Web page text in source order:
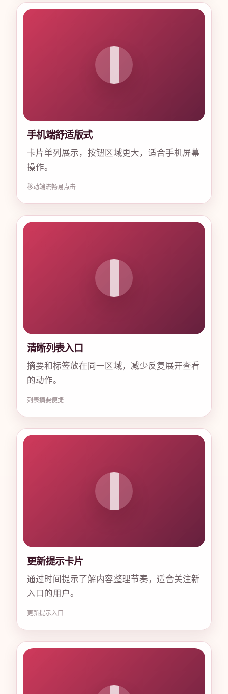
手机端舒适版式
卡片单列展示，按钮区域更大，适合手机屏幕
操作。
移动端流畅易点击
清晰列表入口
摘要和标签放在同一区域，减少反复展开查看
的动作。
列表摘要便捷
更新提示卡片
通过时间提示了解内容整理节奏，适合关注新
入口的用户。
更新提示入口